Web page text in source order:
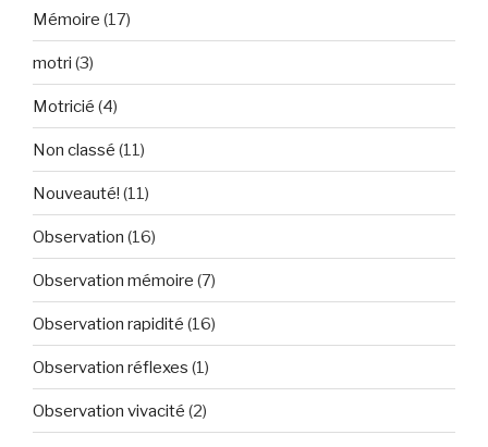
Mémoire (17)
motri (3)
Motricié (4)
Non classé (11)
Nouveauté! (11)
Observation (16)
Observation mémoire (7)
Observation rapidité (16)
Observation réflexes (1)
Observation vivacité (2)